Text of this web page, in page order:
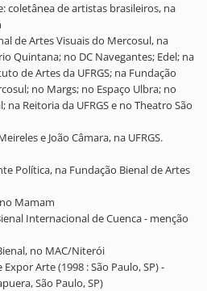
coletânea de artistas brasileiros, na
de Artes Visuais do Mercosul, na
Quintana; no DC Navegantes; Edel; na
de Artes da UFRGS; na Fundação
no Margs; no Espaço Ulbra; no
na Reitoria da UFRGS e no Theatro São
e João Câmara, na UFRGS.
Política, na Fundação Bienal de Artes
no Mamam
Internacional de Cuenca - menção
no MAC/Niterói
Expor Arte (1998 : São Paulo, SP) -
São Paulo, SP)